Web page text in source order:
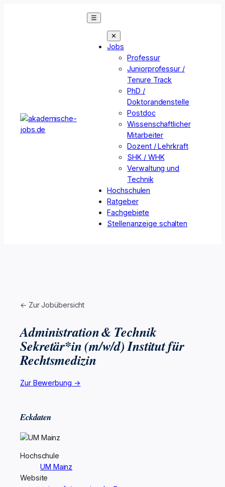
☰
✕
Jobs
Professur
Juniorprofessur /
Tenure Track
PhD /
Doktorandenstelle
Postdoc
Wissenschaftlicher
Mitarbeiter
Dozent / Lehrkraft
SHK / WHK
Verwaltung und
Technik
Hochschulen
Ratgeber
Fachgebiete
Stellenanzeige schalten
← Zur Jobübersicht
Administration & Technik
Sekretär*in (m/w/d) Institut für
Rechtsmedizin
Zur Bewerbung →
Eckdaten
Hochschule
UM Mainz
Website